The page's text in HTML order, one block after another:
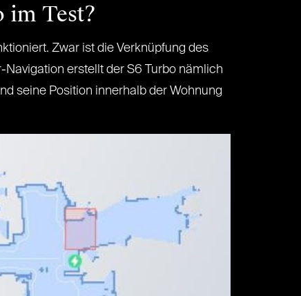
im Test?
Zwar ist die Verknüpfung des
erstellt der S6 Turbo nämlich
seine Position innerhalb der Wohnung